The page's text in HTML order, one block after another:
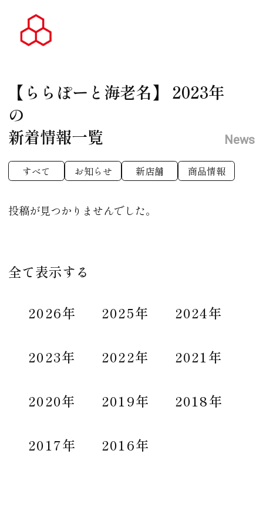
【ららぽーと海老名】 2023年
の
新着情報一覧
News
すべて お知らせ 新店舗 商品情報
投稿が見つかりませんでした。
全て表示する
2026年 2025年 2024年
2023年 2022年 2021年
2020年 2019年 2018年
2017年 2016年